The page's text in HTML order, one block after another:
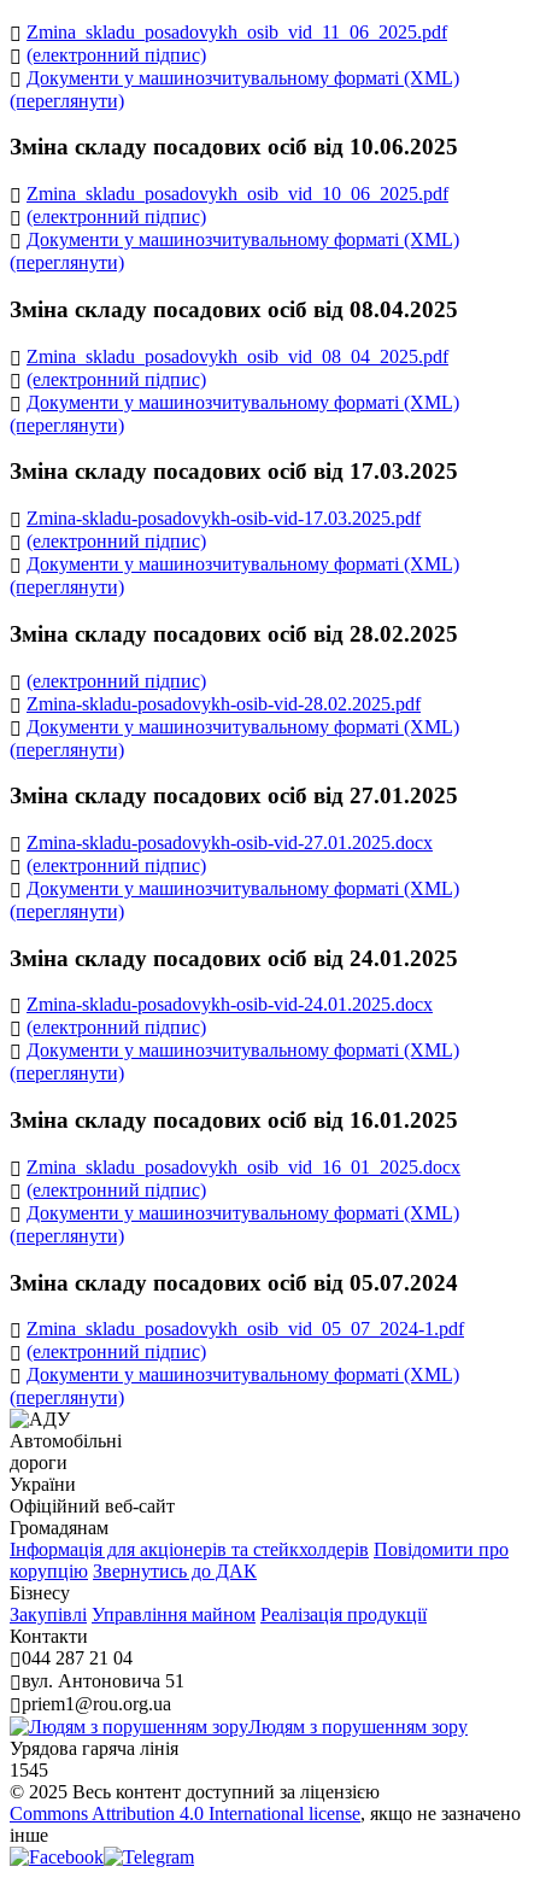
Zmina_skladu_posadovykh_osib_vid_11_06_2025.pdf
(електронний підпис)
Документи у машинозчитувальному форматі (XML)
(переглянути)
Зміна складу посадових осіб від 10.06.2025
Zmina_skladu_posadovykh_osib_vid_10_06_2025.pdf
(електронний підпис)
Документи у машинозчитувальному форматі (XML)
(переглянути)
Зміна складу посадових осіб від 08.04.2025
Zmina_skladu_posadovykh_osib_vid_08_04_2025.pdf
(електронний підпис)
Документи у машинозчитувальному форматі (XML)
(переглянути)
Зміна складу посадових осіб від 17.03.2025
Zmina-skladu-posadovykh-osib-vid-17.03.2025.pdf
(електронний підпис)
Документи у машинозчитувальному форматі (XML)
(переглянути)
Зміна складу посадових осіб від 28.02.2025
(електронний підпис)
Zmina-skladu-posadovykh-osib-vid-28.02.2025.pdf
Документи у машинозчитувальному форматі (XML)
(переглянути)
Зміна складу посадових осіб від 27.01.2025
Zmina-skladu-posadovykh-osib-vid-27.01.2025.docx
(електронний підпис)
Документи у машинозчитувальному форматі (XML)
(переглянути)
Зміна складу посадових осіб від 24.01.2025
Zmina-skladu-posadovykh-osib-vid-24.01.2025.docx
(електронний підпис)
Документи у машинозчитувальному форматі (XML)
(переглянути)
Зміна складу посадових осіб від 16.01.2025
Zmina_skladu_posadovykh_osib_vid_16_01_2025.docx
(електронний підпис)
Документи у машинозчитувальному форматі (XML)
(переглянути)
Зміна складу посадових осіб від 05.07.2024
Zmina_skladu_posadovykh_osib_vid_05_07_2024-1.pdf
(електронний підпис)
Документи у машинозчитувальному форматі (XML)
(переглянути)
Автомобільні
дороги
України
Офіційний веб‑сайт
Громадянам
Інформація для акціонерів та стейкхолдерів Повідомити про
корупцію Звернутись до ДАК
Бізнесу
Закупівлі Управління майном Реалізація продукції
Контакти
044 287 21 04
вул. Антоновича 51
priem1@rou.org.ua
Людям з порушенням зору
Урядова гаряча лінія
1545
© 2025 Весь контент доступний за ліцензією
Commons Attribution 4.0 International license, якщо не зазначено
інше